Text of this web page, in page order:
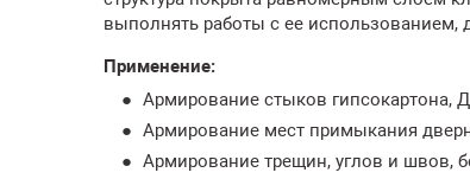
выполнять работы с ее использованием,
Применение:
Армирование стыков гипсокартона,
Армирование мест примыкания
Армирование трещин, углов и швов,